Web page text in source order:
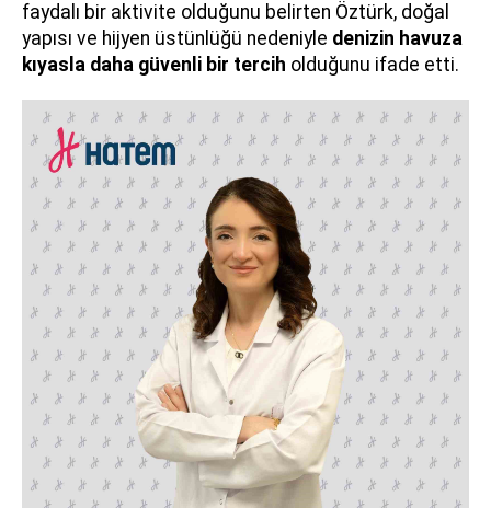
faydalı bir aktivite olduğunu belirten Öztürk, doğal
yapısı ve hijyen üstünlüğü nedeniyle denizin havuza
kıyasla daha güvenli bir tercih olduğunu ifade etti.